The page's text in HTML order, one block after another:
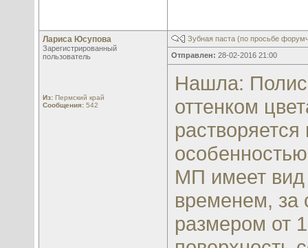
Лариса Юсупова
Зарегистрированный
пользователь
Из: Пермский край
Сообщения: 542
Зубная паста (по просьбе
Отправлен: 28-02-2016 21:00
Нашла:
оттенком
МП имеет вид
временем, за
размером от